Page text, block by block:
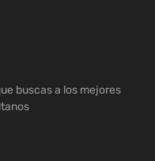
buscas a los mejores